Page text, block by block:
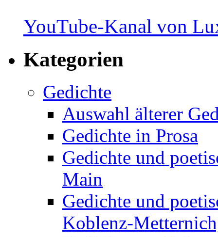
YouTube-Kanal von
Kategorien
Gedichte
Auswahl älterer
Gedichte in Prosa
Gedichte und
Main
Gedichte und
Koblenz-